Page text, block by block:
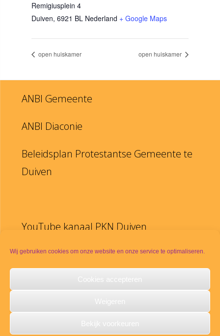
Wij gebruiken cookies om onze website en onze service te optimaliseren.
Cookies accepteren
Weigeren
Bekijk voorkeuren
Remigiusplein 4
Duiven, 6921 BL Nederland + Google Maps
open huiskamer open huiskamer
ANBI Gemeente
ANBI Diaconie
Beleidsplan Protestantse Gemeente te
Duiven
YouTube kanaal PKN Duiven
Disclaimer
Meldpunt seksueel misbruik